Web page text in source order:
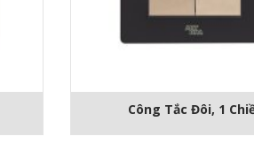
Công Tắc Đôi, 1